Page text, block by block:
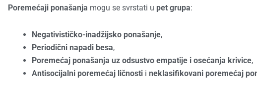
Poremećaji ponašanja mogu se svrstati u pet grupa:
Negativističko-inadžijsko ponašanje,
Periodični napadi besa,
Poremećaj ponašanja uz odsustvo empatije i osećanja krivice,
Antisocijalni poremećaj ličnosti i neklasifikovani poremećaj